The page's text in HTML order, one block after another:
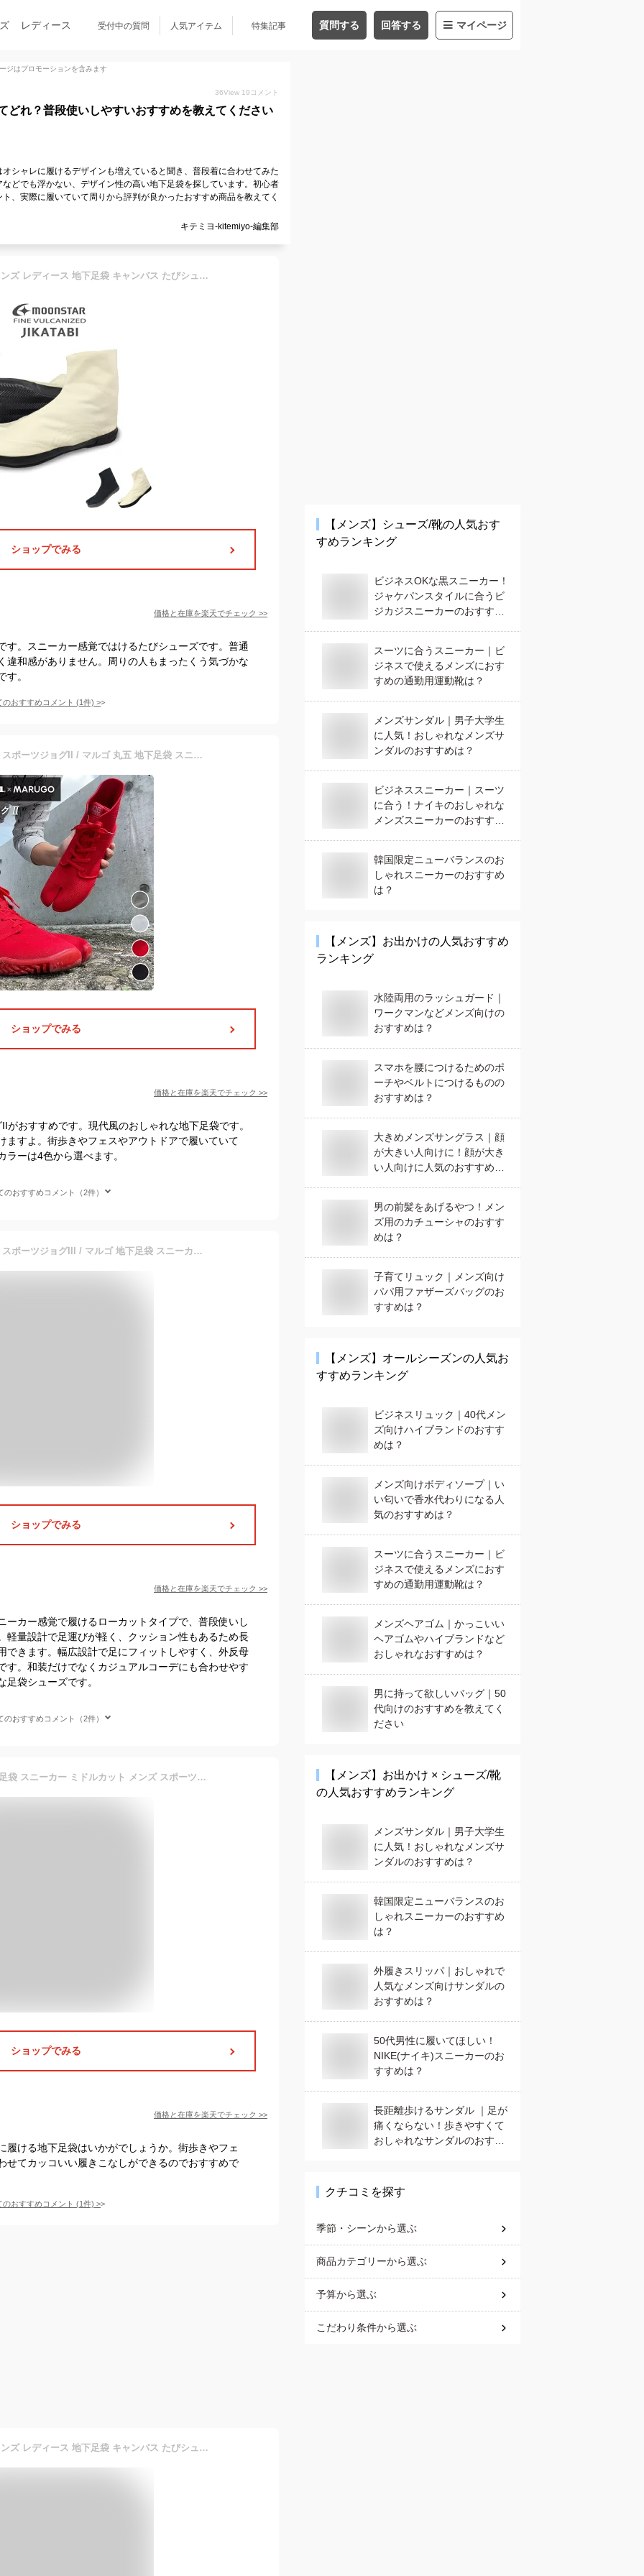
レディース 受付中の質問 人気アイテム 特集記事 質問する 回答する マイページ
ジはプロモーションを含みます
36View 19 コメント
どれ？普段使いしやすいおすすめを教えてください
シャレに履けるデザインも増えていると聞き、普段着に合わせてみた
どでも浮かない、デザイン性の高い地下足袋を探しています。初心者
、実際に履いていて周りから評判が良かったおすすめ商品を教えてく
キテミヨ-kitemiyo-編集部
ムーンスター スニーカー メンズ レディース 地下足袋 キャンバス たびシューズ JIKATABI 日本製 久留米 FINE VULCANIZED バルカナイズ製法 5432094 父の日 ギフト プレゼント
ショップでみる
価格と在庫を楽天でチェック >>
す。スニーカー感覚ではけるたびシューズです。普通
違和感がありません。周りの人もまったくう気づかな
す。
のおすすめコメント (1件) >
【日本製】MARUGO 丸五｜スポーツジョグII / マルゴ 丸五 地下足袋 スニーカー ミドルカット メンズ レディース SPJOG2 靴 足袋シューズ 足袋スニーカー ジョギング ランニング ミッドカット 祭り足袋 まつりたび おしゃれ お祭り 踊り 地下足袋風 よさこい 足が楽 軽量 幅広
ショップでみる
価格と在庫を楽天でチェック >>
おすすめです。現代風のおしゃれな地下足袋です。
ますよ。街歩きやフェスやアウトドアで履いていて
ーは4色から選べます。
のおすすめコメント（2件）
【日本製】MARUGO 丸五｜スポーツジョグIII / マルゴ 地下足袋 スニーカー ローカット メンズ レディース スポーツジョグIII SPJOG3 靴 足袋シューズ 足袋スニーカー ジョギング ランニング スポーツシューズ 外反母趾 おしゃれ 踊り 地下足袋風 よさこい 足が楽 軽量 幅広
ショップでみる
価格と在庫を楽天でチェック >>
ーカー感覚で履けるローカットタイプで、普段使いし
軽量設計で足運びが軽く、クッション性もあるため長
できます。幅広設計で足にフィットしやすく、外反母
す。和装だけでなくカジュアルコーデにも合わせやす
袋シューズです。
のおすすめコメント（2件）
MARUGO マルゴ 丸五 地下足袋 スニーカー ミドルカット メンズ スポーツジョグII SPJOG2 靴 足袋シューズ 足袋スニーカー 地下足袋スニーカー ミッドカット 祭り足袋 まつりたび おしゃれ お祭り 踊り 地下足袋風 イベント よさこい 靴 mko
ショップでみる
価格と在庫を楽天でチェック >>
履ける地下足袋はいかがでしょうか。街歩きやフェ
せてカッコいい履きこなしができるのでおすすめで
のおすすめコメント (1件) >
ムーンスター スニーカー メンズ レディース 地下足袋 キャンバス たびシューズ JIKATABI 日本製 久留米 FINE VULCANIZED バルカナイズ製法 5432094 父の日 ギフト プレゼント
【メンズ】 シューズ/靴の人気おす
すめランキング
ビジネスOKな黒スニーカー！
ジャケパンスタイルに合うビ
ジカジスニーカーのおすすめ
スーツに合うスニーカー｜ビ
ジネスで使えるメンズにおす
すめの通勤用運動靴は？
メンズサンダル｜男子大学生
に人気！おしゃれなメンズサ
ンダルのおすすめは？
ビジネススニーカー｜スーツ
に合う！ナイキのおしゃれな
メンズスニーカーのおすすめ
韓国限定ニューバランスのお
しゃれスニーカーのおすすめ
は？
【メンズ】 お出かけの人気おすすめ
ランキング
水陸両用のラッシュガード｜
ワークマンなどメンズ向けの
おすすめは？
スマホを腰につけるためのポ
ーチやベルトにつけるものの
おすすめは？
大きめメンズサングラス｜顔
が大きい人向けに！顔が大き
い人向けに人気のおすすめ
男の前髪をあげるやつ！メン
ズ用のカチューシャのおすす
めは？
子育てリュック｜メンズ向け
パパ用ファザーズバッグのお
すすめは？
【メンズ】 オールシーズンの人気お
すすめランキング
ビジネスリュック｜40代メン
ズ向けハイブランドのおすす
めは？
メンズ向けボディソープ｜い
い匂いで香水代わりになる人
気のおすすめは？
スーツに合うスニーカー｜ビ
ジネスで使えるメンズにおす
すめの通勤用運動靴は？
メンズヘアゴム｜かっこいい
ヘアゴムやハイブランドなど
おしゃれなおすすめは？
男に持って欲しいバッグ｜50
代向けのおすすめを教えてく
ださい
【メンズ】 お出かけ × シューズ/靴
の人気おすすめランキング
メンズサンダル｜男子大学生
に人気！おしゃれなメンズサ
ンダルのおすすめは？
韓国限定ニューバランスのお
しゃれスニーカーのおすすめ
は？
外履きスリッパ｜おしゃれで
人気なメンズ向けサンダルの
おすすめは？
50代男性に履いてほしい！
NIKE(ナイキ)スニーカーのお
すすめは？
長距離歩けるサンダル ｜足が
痛くならない！歩きやすくて
おしゃれなサンダルのおすす
クチコミを探す
季節・シーンから選ぶ
商品カテゴリーから選ぶ
予算から選ぶ
こだわり条件から選ぶ